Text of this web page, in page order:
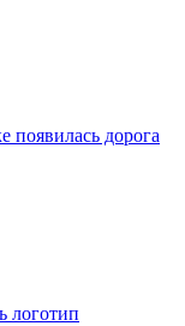
появилась дорога
логотип